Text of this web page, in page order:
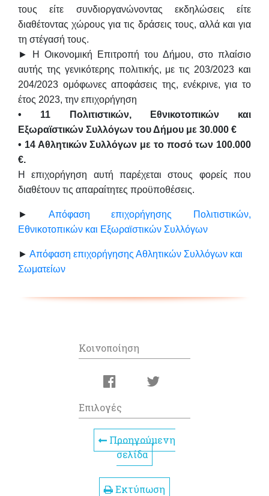
τους είτε συνδιοργανώνοντας εκδηλώσεις είτε
διαθέτοντας χώρους για τις δράσεις τους, αλλά και για
τη στέγασή τους.
► Η Οικονομική Επιτροπή του Δήμου, στο πλαίσιο
αυτής της γενικότερης πολιτικής, με τις 203/2023 και
204/2023 ομόφωνες αποφάσεις της, ενέκρινε, για το
έτος 2023, την επιχορήγηση
• 11 Πολιτιστικών, Εθνικοτοπικών και
Εξωραϊστικών Συλλόγων του Δήμου με 30.000 €
• 14 Αθλητικών Συλλόγων με το ποσό των 100.000
€.
Η επιχορήγηση αυτή παρέχεται στους φορείς που
διαθέτουν τις απαραίτητες προϋποθέσεις.
► Απόφαση επιχορήγησης Πολιτιστικών,
Εθνικοτοπικών και Εξωραϊστικών Συλλόγων
► Απόφαση επιχορήγησης Αθλητικών Συλλόγων και
Σωματείων
Κοινοποίηση
Επιλογές
Προηγούμενη
σελίδα
Εκτύπωση